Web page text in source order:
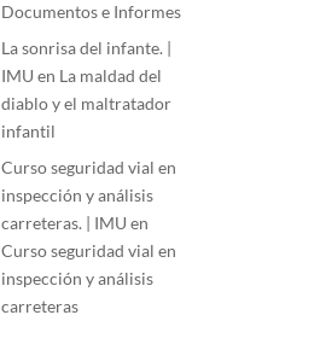
Documentos e Informes
La sonrisa del infante. |
IMU en La maldad del
diablo y el maltratador
infantil
Curso seguridad vial en
inspección y análisis
carreteras. | IMU en
Curso seguridad vial en
inspección y análisis
carreteras